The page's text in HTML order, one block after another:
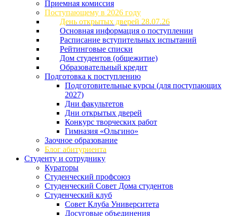
Приемная комиссия
Поступающему в 2026 году
День открытых дверей 28.07.26
Основная информация о поступлении
Расписание вступительных испытаний
Рейтинговые списки
Дом студентов (общежитие)
Образовательный кредит
Подготовка к поступлению
Подготовительные курсы (для поступающих
2027)
Дни факультетов
Дни открытых дверей
Конкурс творческих работ
Гимназия «Ольгино»
Заочное образование
Блог абитуриента
Студенту и сотруднику
Кураторы
Студенческий профсоюз
Студенческий Совет Дома студентов
Студенческий клуб
Совет Клуба Университета
Досуговые объединения